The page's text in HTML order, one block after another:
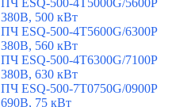
ПЧ ESQ-500-4T5000G/5600P
380В, 500 кВт
ПЧ ESQ-500-4T5600G/6300P
380В, 560 кВт
ПЧ ESQ-500-4T6300G/7100P
380В, 630 кВт
ПЧ ESQ-500-7T0750G/0900P
690В, 75 кВт